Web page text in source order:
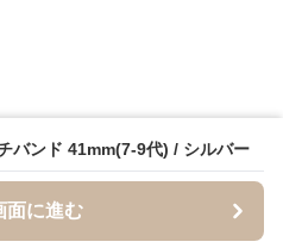
バンド 41mm(7-9代) / シルバー
面に進む